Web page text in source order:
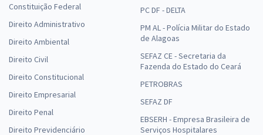
Constituição Federal
Direito Administrativo
Direito Ambiental
Direito Civil
Direito Constitucional
Direito Empresarial
Direito Penal
Direito Previdenciário
PC DF - DELTA
PM AL - Polícia Militar do Estado
de Alagoas
SEFAZ CE - Secretaria da
Fazenda do Estado do Ceará
PETROBRAS
SEFAZ DF
EBSERH - Empresa Brasileira de
Serviços Hospitalares